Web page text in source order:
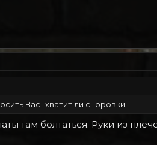
Вас- хватит ли сноровки
там болтаться. Руки из